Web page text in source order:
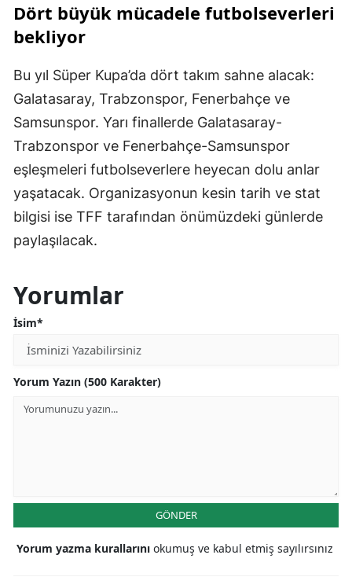
Dört büyük mücadele futbolseverleri
bekliyor
Bu yıl Süper Kupa’da dört takım sahne alacak:
Galatasaray, Trabzonspor, Fenerbahçe ve
Samsunspor. Yarı finallerde Galatasaray-
Trabzonspor ve Fenerbahçe-Samsunspor
eşleşmeleri futbolseverlere heyecan dolu anlar
yaşatacak. Organizasyonun kesin tarih ve stat
bilgisi ise TFF tarafından önümüzdeki günlerde
paylaşılacak.
Yorumlar
İsim*
Yorum Yazın (500 Karakter)
GÖNDER
Yorum yazma kurallarını okumuş ve kabul etmiş sayılırsınız